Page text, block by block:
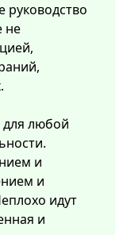
руководство
не
для любой
и
и
идут
и